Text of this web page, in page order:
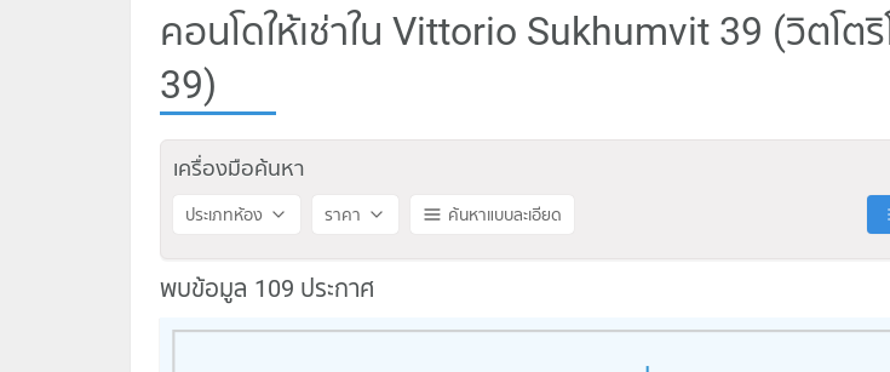
คอนโดให้เช่าใน Vittorio Sukhumvit 39 (วิตโต
39)
เครื่องมือค้นหา
ประเภทห้อง ราคา ค้นหาแบบละเอียด
พบข้อมูล 109 ประกาศ